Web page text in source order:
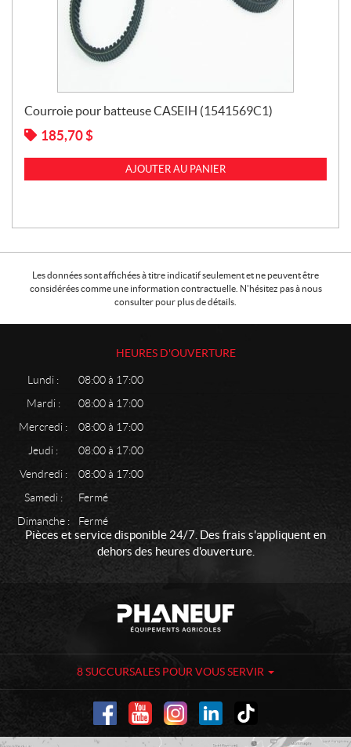
Courroie pour batteuse CASEIH (1541569C1)
185,70 $
AJOUTER AU PANIER
Les données sont affichées à titre indicatif seulement et ne peuvent être
considérées comme une information contractuelle. N'hésitez pas à nous
consulter pour plus de détails.
HEURES D'OUVERTURE
Lundi :
08:00 à 17:00
Mardi :
08:00 à 17:00
Mercredi :
08:00 à 17:00
Jeudi :
08:00 à 17:00
Vendredi :
08:00 à 17:00
Samedi :
Fermé
Dimanche :
Fermé
Pièces et service disponible 24/7. Des frais s'appliquent en
dehors des heures d'ouverture.
t
c
n
u
É
8 SUCCURSALES POUR VOUS SERVIR